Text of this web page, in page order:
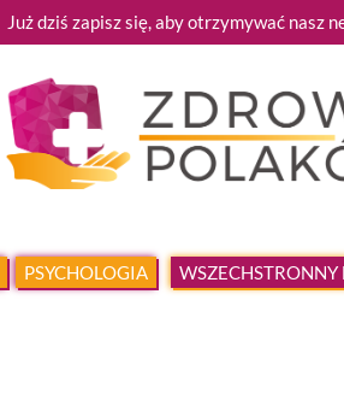
Już dziś zapisz się, aby otrzymywać nasz
PSYCHOLOGIA WSZECHSTRONNY